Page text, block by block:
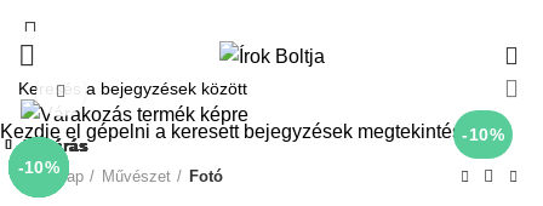
-10%
Click to enlarge
Kezdőlap Művészet Fotó
-10%
Bezárás
-55%
Bezárás
-10%
Bezárás
-10%
Bezárás
-10%
Bezárás
Bezárás
-10%
Bezárás
-10%
Bezárás
Kezdje el gépelni a keresett bejegyzések megtekintéséhez.